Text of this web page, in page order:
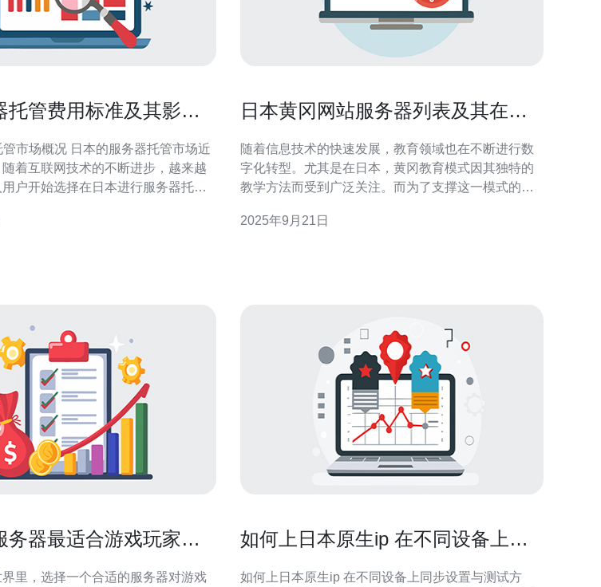
托管费用标准及其影响
的服务器托管市场近
着互联网技术的不断进步，越来越
户开始选择在日本进行服务器托
美元，预计到2025年将达到130亿美
日本黄冈网站服务器列表及其在教
随着信息技术的快速发展，教育领域也在不断进行数
字化转型。尤其是在日本，黄冈教育模式因其独特的
教学方法而受到广泛关注。而为了支撑这一模式的运
您详细介绍日本黄冈网站服务器的类型及其在教育领
2025年9月21日
务器最适合游戏玩家的
里，选择一个合适的服务器对游戏
如何上日本原生ip 在不同设备上同
如何上日本原生ip 在不同设备上同步设置与测试方